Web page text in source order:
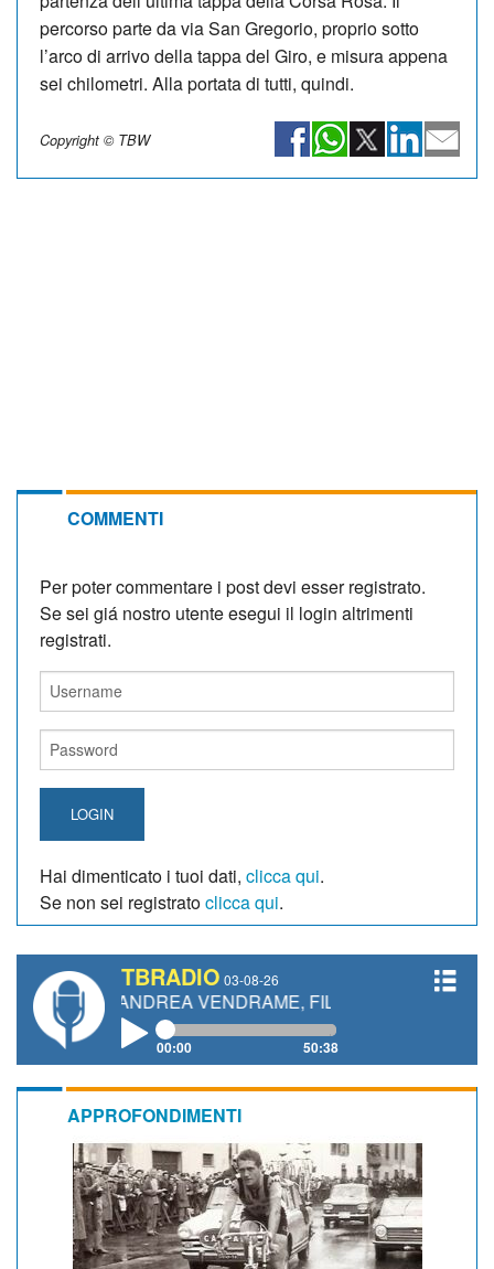
percorso parte da via San Gregorio, proprio sotto
l’arco di arrivo della tappa del Giro, e misura appena
sei chilometri. Alla portata di tutti, quindi.
Copyright © TBW
COMMENTI
Per poter commentare i post devi esser registrato.
Se sei giá nostro utente esegui il login altrimenti
registrati.
LOGIN
Hai dimenticato i tuoi dati, clicca qui.
Se non sei registratoclicca qui.
TBRADIO 03-08-26
ANDREA VENDRAME, FILIPPO FIORELLI
00:00 50:38
APPROFONDIMENTI